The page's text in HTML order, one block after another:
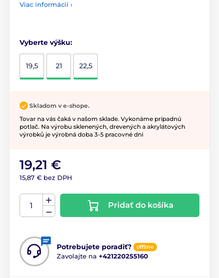
Viac informácií ›
Vyberte výšku:
19,5 21 22,5
Skladom v e-shope.
Tovar na vás čaká v našom sklade. Vykonáme prípadnú
potlač. Na výrobu sklenených, drevených a akrylátových
výrobků je výrobná doba 3-5 pracovné dni
19,21 €
15,87 € bez DPH
Pridať do košíka
Potrebujete poradiť? offline
Zavolajte na +421220255160